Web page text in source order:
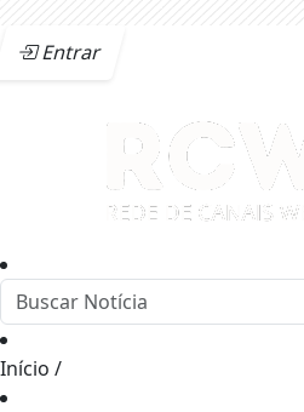
Entrar
Início /